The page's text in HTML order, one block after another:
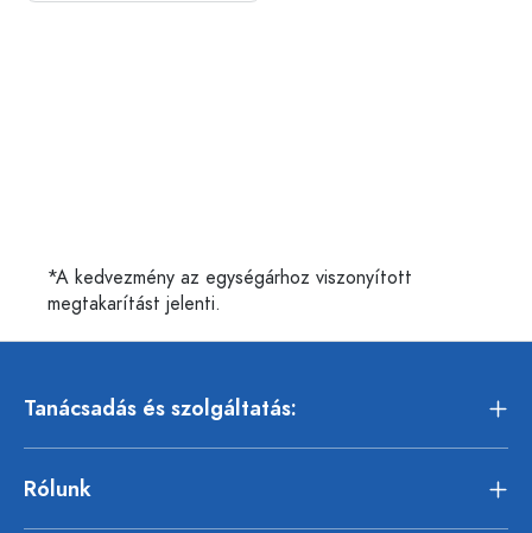
*A kedvezmény az egységárhoz viszonyított
megtakarítást jelenti.
Tanácsadás és szolgáltatás:
Rólunk